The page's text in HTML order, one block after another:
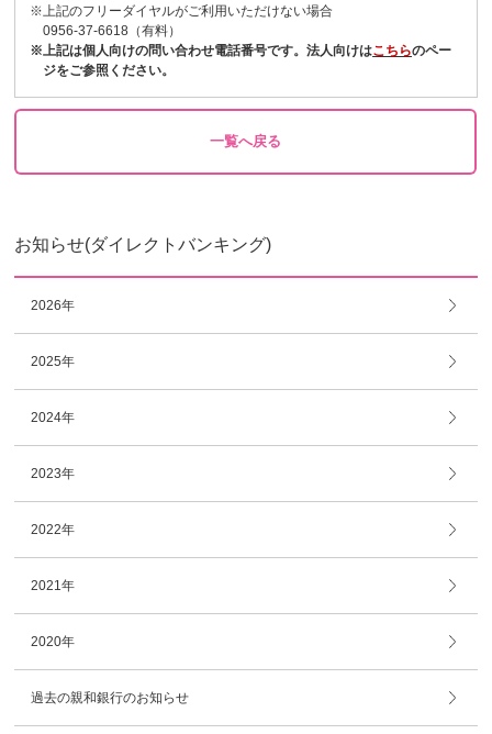
※上記のフリーダイヤルがご利用いただけない場合
0956-37-6618（有料）
※上記は個人向けの問い合わせ電話番号です。法人向けはこちらのペー
ジをご参照ください。
一覧へ戻る
お知らせ(ダイレクトバンキング)
2026年
2025年
2024年
2023年
2022年
2021年
2020年
過去の親和銀行のお知らせ